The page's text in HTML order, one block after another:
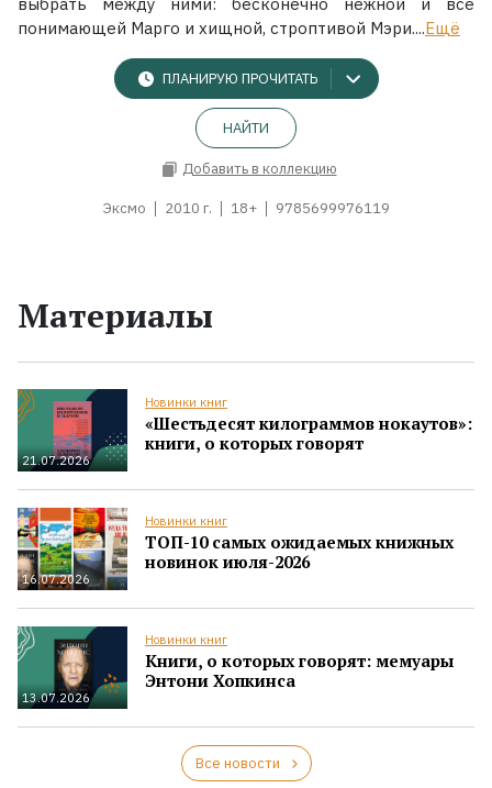
понимающей Марго и хищной, строптивой Мэри....Ещё
ПЛАНИРУЮ ПРОЧИТАТЬ
НАЙТИ
Добавить в коллекцию
Эксмо 2010 г. 18+ 9785699976119
Материалы
21.07.2026
Новинки книг
«Шестьдесят килограммов нокаутов»:
книги, о которых говорят
16.07.2026
Новинки книг
ТОП-10 самых ожидаемых книжных
новинок июля-2026
13.07.2026
Новинки книг
Книги, о которых говорят: мемуары
Энтони Хопкинса
Все новости